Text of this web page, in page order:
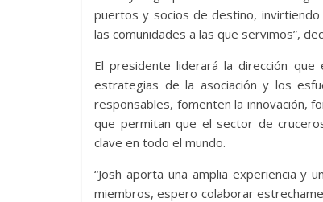
puertos y socios de destino,
las comunidades a las que servimos”,
El presidente liderará la dirección que
estrategias de la asociación y los
responsables, fomenten la innovación,
que permitan que el sector de
clave en todo el mundo.
“Josh aporta una amplia experiencia y
miembros, espero colaborar